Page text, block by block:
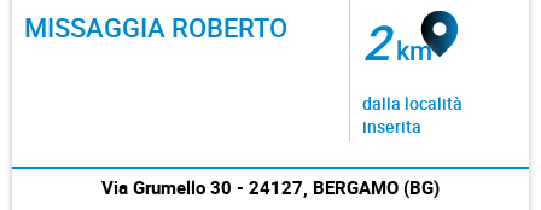
MISSAGGIA ROBERTO 2km
dalla località
inserita
Via Grumello 30 - 24127, BERGAMO (BG)